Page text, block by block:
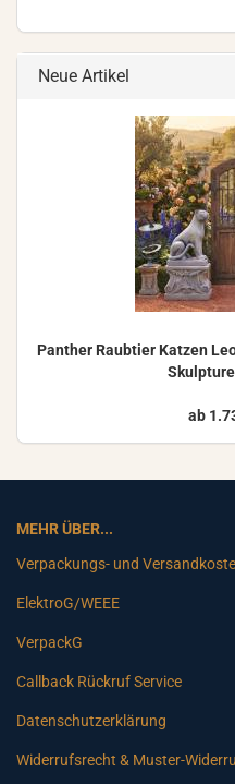
Neue Artikel
Pan­ther Raub­tier Kat­zen
ab
MEHR ÜBER...
Verpackungs- und
ElektroG/WEEE
VerpackG
Callback Rückruf Service
Datenschutzerklärung
Widerrufsrecht & Muster-